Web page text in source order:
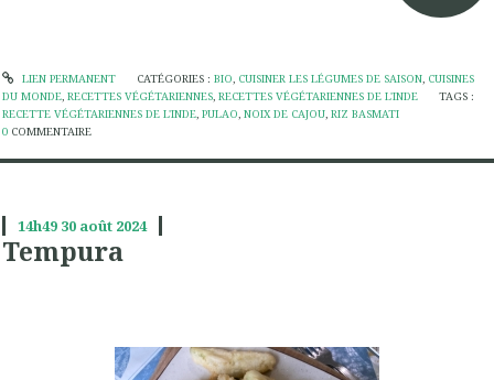
LIEN PERMANENT CATÉGORIES : BIO, CUISINER LES LÉGUMES DE SAISON, CUISINES
DU MONDE, RECETTES VÉGÉTARIENNES, RECETTES VÉGÉTARIENNES DE L'INDE
TAGS :
RECETTE VÉGÉTARIENNES DE L'INDE, PULAO, NOIX DE CAJOU, RIZ BASMATI
0 COMMENTAIRE
14h49 30 août 2024
Tempura